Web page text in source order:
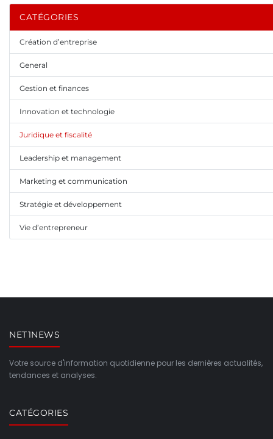
CATÉGORIES
Création d’entreprise
General
Gestion et finances
Innovation et technologie
Juridique et fiscalité
Leadership et management
Marketing et communication
Stratégie et développement
Vie d’entrepreneur
NET1NEWS
Votre source d'information quotidienne pour les dernières actualités,
tendances et analyses.
CATÉGORIES